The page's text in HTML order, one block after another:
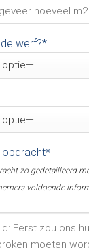
werf?*
opdracht*
zo gedetailleerd
voldoende